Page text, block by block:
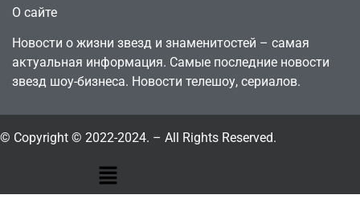
О сайте
Новости о жизни звезд и знаменитостей – самая
актуальная информация. Самые последние новости
звезд шоу-бизнеса. Новости телешоу, сериалов.
© Copyright © 2022-2024. – All Rights Reserved.